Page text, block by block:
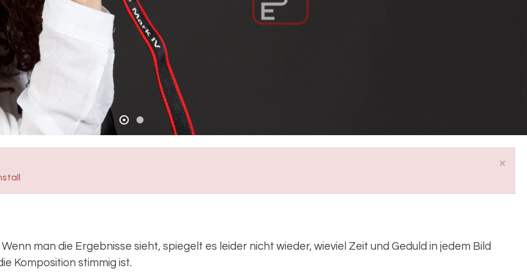
×
man die Ergebnisse sieht, spiegelt es leider nicht wieder, wieviel Zeit und Geduld in jedem Bild
Komposition stimmig ist.